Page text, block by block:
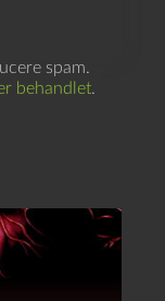
spam.
behandlet.